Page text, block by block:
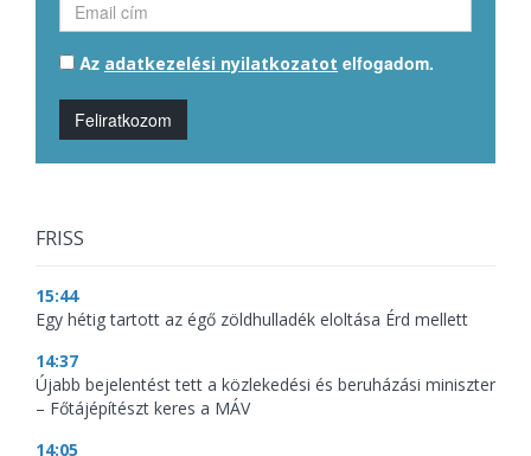
Az adatkezelési nyilatkozatot elfogadom.
Feliratkozom
FRISS
15:44
Egy hétig tartott az égő zöldhulladék eloltása Érd mellett
14:37
Újabb bejelentést tett a közlekedési és beruházási miniszter
– Főtájépítészt keres a MÁV
14:05